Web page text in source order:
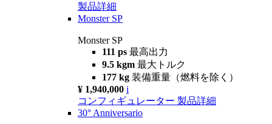
製品詳細
Monster SP
Monster SP
111 ps 最高出力
9.5 kgm 最大トルク
177 kg 装備重量（燃料を除く）
¥ 1,940,000 i
コンフィギュレーター 製品詳細
30° Anniversario